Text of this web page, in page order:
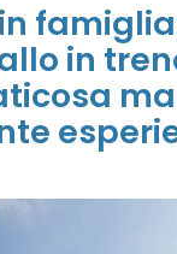
in
ma